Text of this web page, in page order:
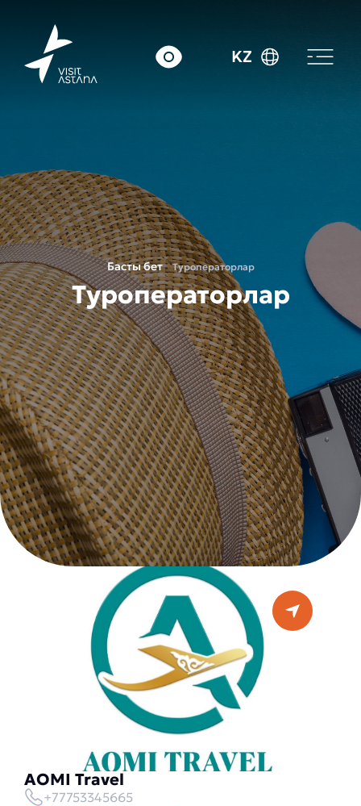
KZ
Басты бет Туроператорлар
Туроператорлар
AOMI Travel
+77753345665